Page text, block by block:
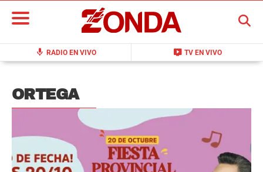
mic RADIO EN VIVO live_tv TV EN VIVO
BUSCAR
ORTEGA